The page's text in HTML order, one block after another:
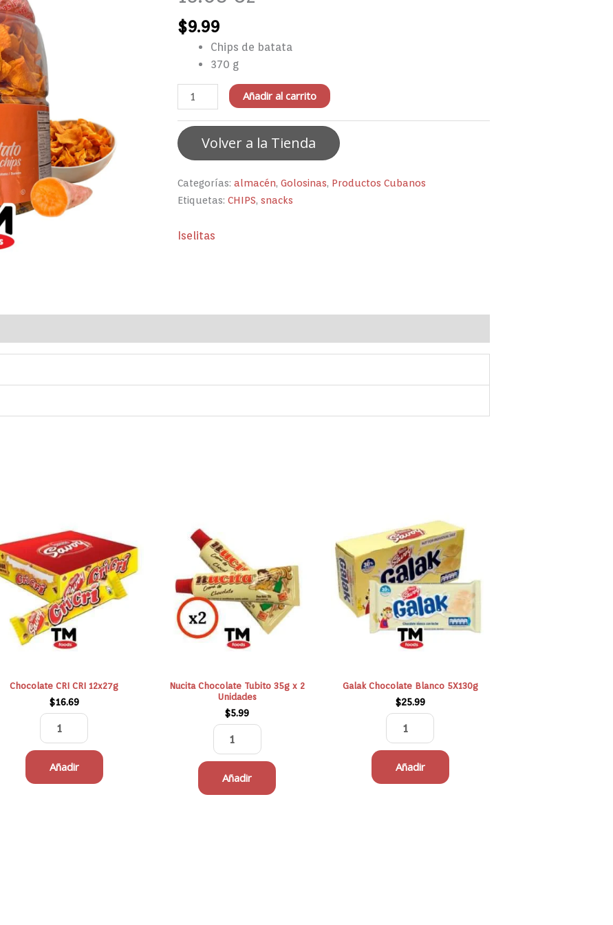
$9.99
Chips de batata
370 g
13.05
cantidad
Añadir al carrito
Volver a la Tienda
Categorías:almacén,Golosinas, Productos Cubanos
Etiquetas:CHIPS,snacks
Iselitas
Chocolate CRI CRI 12x27g
$16.69
CRI
CRI
12x27g
cantidad
Añadir
Nucita Chocolate Tubito 35g x 2
Unidades
$5.99
35g
x
2
Unidades
cantidad
Añadir
Galak Chocolate Blanco 5X130g
$25.99
Chocolate
Blanco
5X130g
cantidad
Añadir